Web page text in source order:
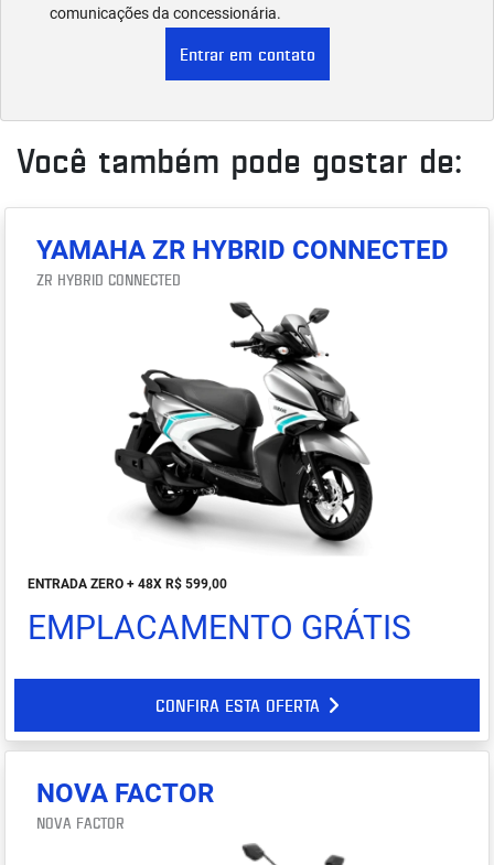
comunicações da concessionária.
Entrar em contato
Você também pode gostar de:
YAMAHA ZR HYBRID CONNECTED
ZR HYBRID CONNECTED
ENTRADA ZERO + 48X R$ 599,00
EMPLACAMENTO GRÁTIS
CONFIRA ESTA OFERTA
NOVA FACTOR
NOVA FACTOR